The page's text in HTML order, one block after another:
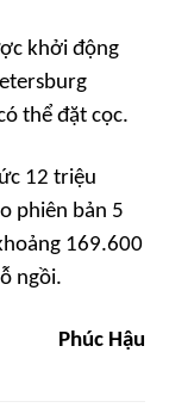
khởi động
thể đặt cọc.
12 triệu
phiên bản 5
169.600
ngồi.
Phúc Hậu